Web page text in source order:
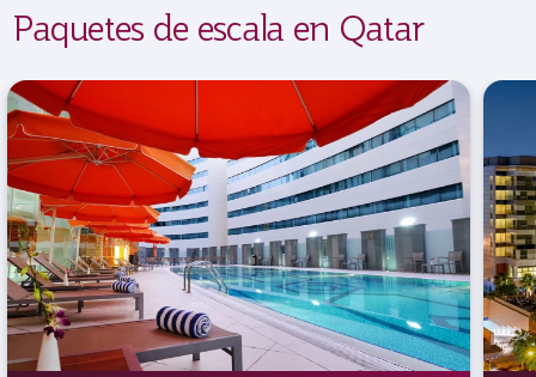
Paquetes de escala en Qatar